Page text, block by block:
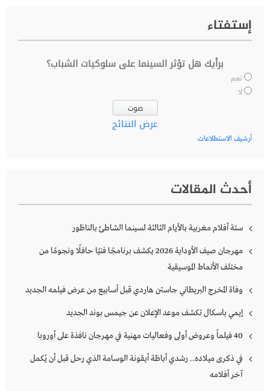
إستفتاء
برأيك هل تؤثر السينما على سلوكيات الشباب؟
نعم
لا
عرض النتائج
أرشيف الاستطلاعات
أحدث المقالات
ستة أفلام مغربية بالأيام الثالثة لسينما الشاطئ بالناظور
مهرجان صيف الأوداية 2026 يكشف برنامجًا فنيًا حافلًا ونجومًا من
مختلف الأنماط الموسيقية
وفاة المخرج البريطاني جاستن هاردي قبل أسابيع من عرض فيلمه الجديد
إيمي باسكال تكشف موعد الإعلان عن جيمس بوند الجديد
40 فيلماً وعروض أولى وفعاليات مهنية في مهرجان نافذة على أوروبا
في ذكرى ميلاده.. رشدي أباظة أيقونة الوسامة الذي رحل قبل أن يُكمل
آخر أفلامه